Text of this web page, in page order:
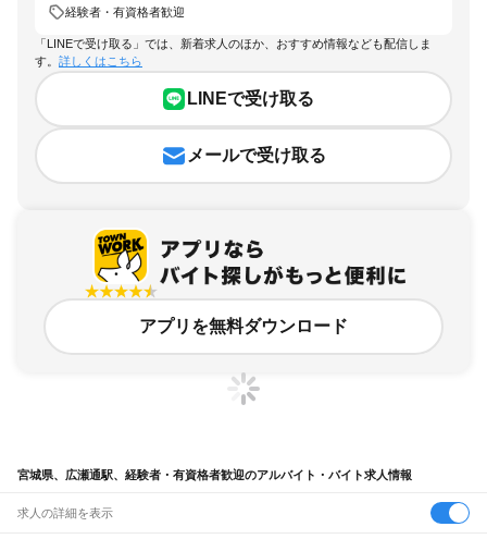
経験者・有資格者歓迎
「LINEで受け取る」では、新着求人のほか、おすすめ情報なども配信しま
す。 詳しくはこちら
LINEで受け取る
メールで受け取る
アプリを無料ダウンロード
宮城県、広瀬通駅、経験者・有資格者歓迎のアルバイト・バイト求人情報
求人の詳細を表示